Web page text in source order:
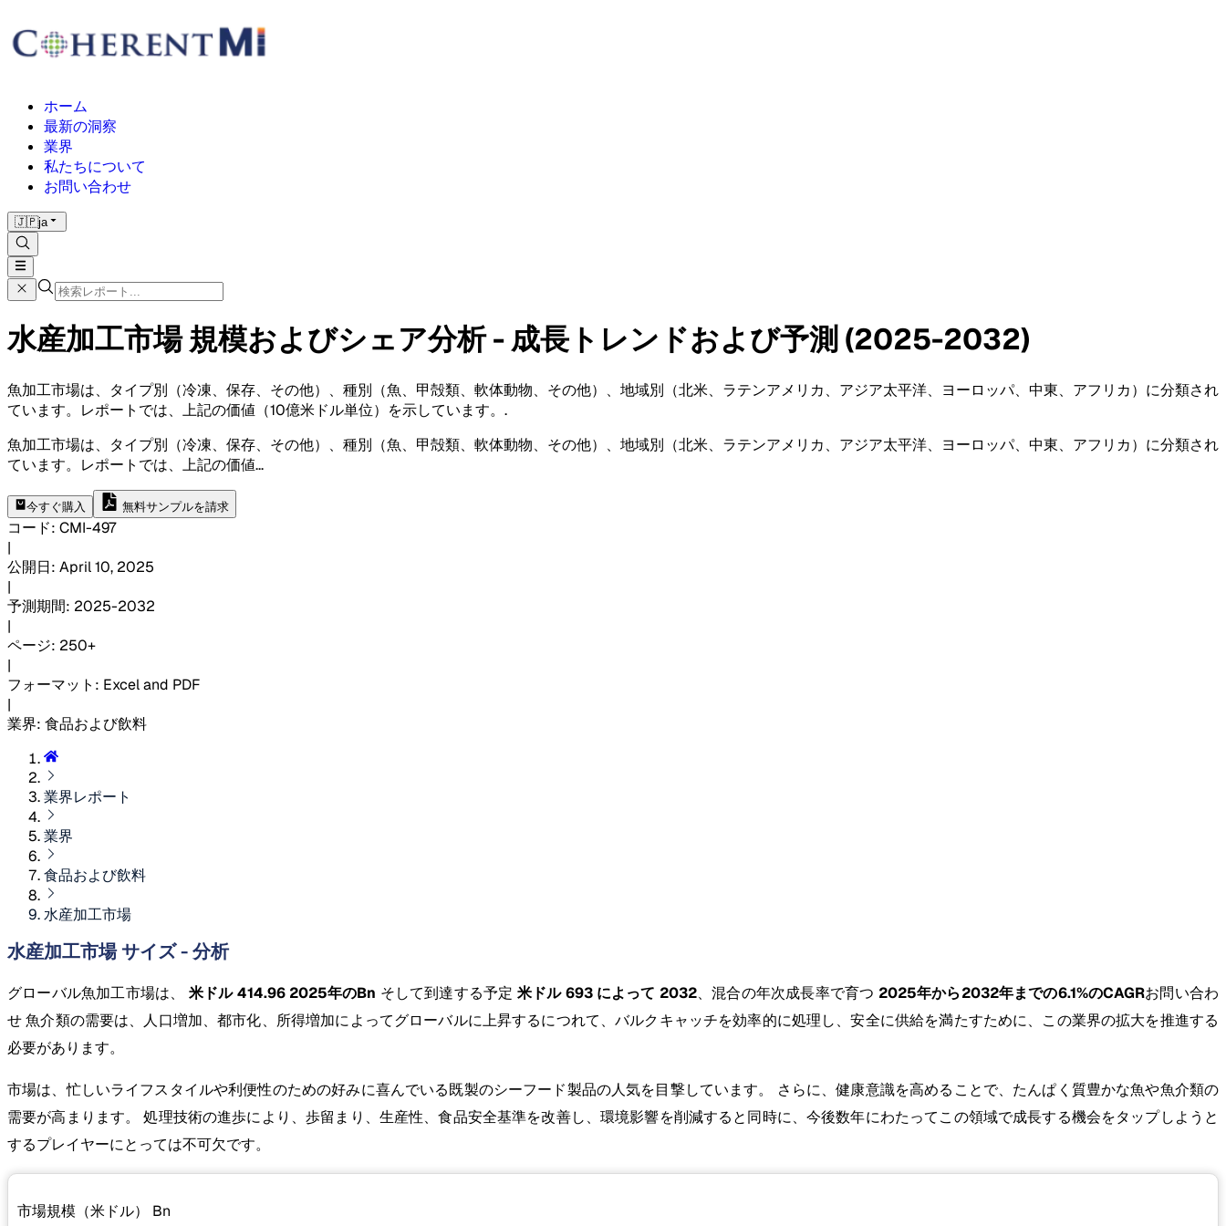
ホーム
最新の洞察
業界
私たちについて
お問い合わせ
🇯🇵ja
水産加工市場 規模およびシェア分析 - 成長トレンドおよび予測 (2025-2032)
魚加工市場は、タイプ別（冷凍、保存、その他）、種別（魚、甲殻類、軟体動物、その他）、地域別（北米、ラテンアメリカ、アジア太平洋、ヨーロッパ、中東、アフリカ）に分類され
ています。レポートでは、上記の価値（10億米ドル単位）を示しています。 .
魚加工市場は、タイプ別（冷凍、保存、その他）、種別（魚、甲殻類、軟体動物、その他）、地域別（北米、ラテンアメリカ、アジア太平洋、ヨーロッパ、中東、アフリカ）に分類され
ています。レポートでは、上記の価値...
今すぐ購入 無料サンプルを請求
コード: CMI-497
|
公開日: April 10, 2025
|
予測期間: 2025-2032
|
ページ: 250+
|
フォーマット : Excel and PDF
|
業界: 食品および飲料
業界レポート
業界
食品および飲料
水産加工市場
水産加工市場 サイズ - 分析
グローバル魚加工市場は、 米ドル 414.96 2025年のBn そして到達する予定 米ドル 693 によって 2032、混合の年次成長率で育つ 2025年から2032年までの6.1%のCAGRお問い合わ
せ 魚介類の需要は、人口増加、都市化、所得増加によってグローバルに上昇するにつれて、バルクキャッチを効率的に処理し、安全に供給を満たすために、この業界の拡大を推進する
必要があります。
市場は、忙しいライフスタイルや利便性のための好みに喜んでいる既製のシーフード製品の人気を目撃しています。 さらに、健康意識を高めることで、たんぱく質豊かな魚や魚介類の
需要が高まります。 処理技術の進歩により、歩留まり、生産性、食品安全基準を改善し、環境影響を削減すると同時に、今後数年にわたってこの領域で成長する機会をタップしようと
するプレイヤーにとっては不可欠です。
市場規模（米ドル） Bn